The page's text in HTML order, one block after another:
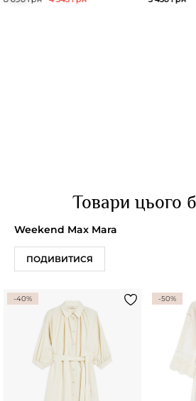
Товари цього
Weekend Max Mara
ПОДИВИТИСЯ
-40% -50%